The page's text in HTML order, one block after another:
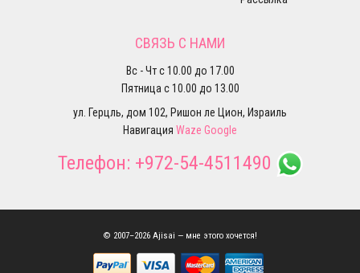
СВЯЗЬ С НАМИ
Вс - Чт с 10.00 до 17.00
Пятница с 10.00 до 13.00
ул. Герцль, дом 102, Ришон ле Цион, Израиль
Навигация Waze Google
Телефон: +972-54-4511490
© 2007–2026 Ajisai — мне этого хочется!